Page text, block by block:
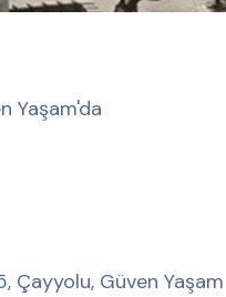
Yaşam'da
Çayyolu, Güven Yaşam